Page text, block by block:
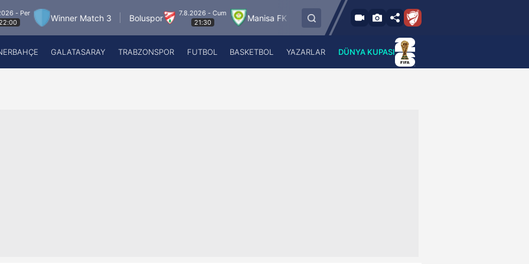
Winner Match 3 Boluspor
7.8.2026 - Cum
21:30
Manisa FK Bandırmaspor
8.8.2026 - Cum
17:00
İstanbulspor
A Haber Radyo
GALATASARAY TRABZONSPOR FUTBOL BASKETBOL YAZARLAR DÜNYA KUPASI